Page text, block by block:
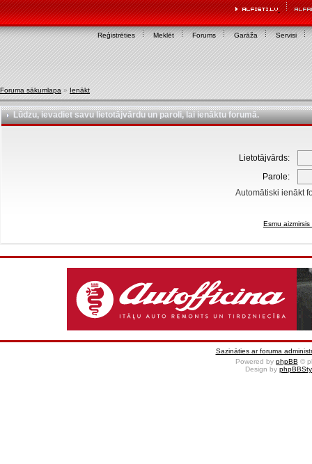
Reģistrēties Meklēt Forums Garāža Servisi
Foruma sākumlapa » Ienākt
Lūdzu, ievadiet savu lietotājvārdu un paroli, lai ienāktu forumā.
Lietotājvārds:
Parole:
Automātiski ienākt
Esmu
Sazināties ar foruma
Powered by phpBB ©
Design by